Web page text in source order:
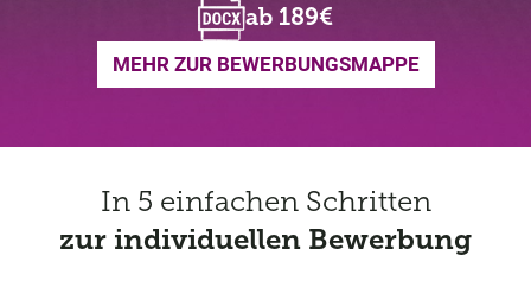
ab 189€
MEHR ZUR BEWERBUNGSMAPPE
In 5 einfachen Schritten
zur individuellen Bewerbung